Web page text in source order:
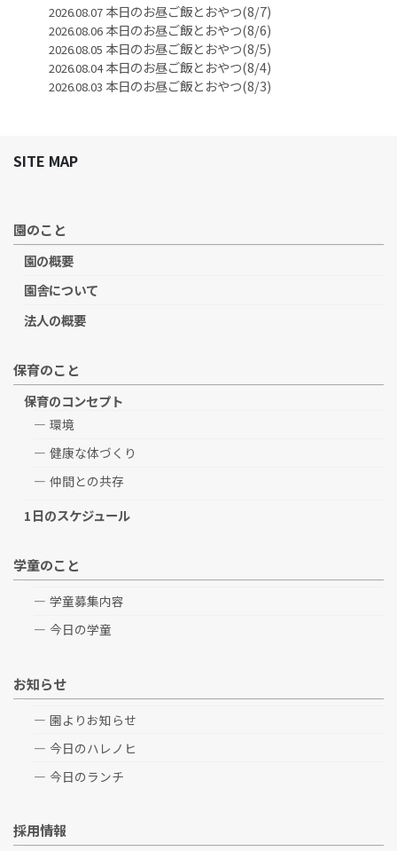
2026.08.07本日のお昼ご飯とおやつ(8/7)
2026.08.06本日のお昼ご飯とおやつ(8/6)
2026.08.05 本日のお昼ご飯とおやつ(8/5)
2026.08.04本日のお昼ご飯とおやつ(8/4)
2026.08.03 本日のお昼ご飯とおやつ(8/3)
SITE MAP
園のこと
園の概要
園舎について
法人の概要
保育のこと
保育のコンセプト
環境
健康な体づくり
仲間との共存
1日のスケジュール
学童のこと
学童募集内容
今日の学童
お知らせ
園よりお知らせ
今日のハレノヒ
今日のランチ
採用情報